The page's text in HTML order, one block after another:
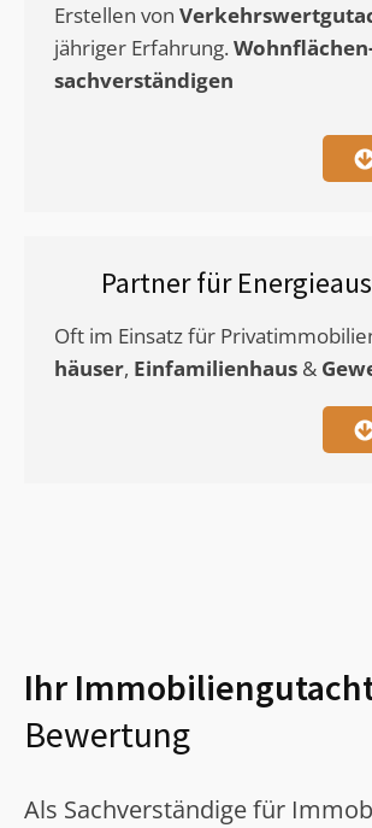
Erstellen von
jähriger Erfahrung.
sachverständigen
Partner für
Oft im Einsatz für
häuser, Einfamilienhaus &
Ihr
Bewertung
Als Sachverständige für